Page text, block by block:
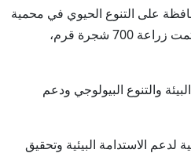
على التنوع الحيوي في محمية
جبل علي البحرية، حيث نظمت منذ بداية العام 2026 وحتى الآن، عدداً من الفعاليات لتنظيف شاطئ المحمية وزراعة أشجار القرم، كما تمت زراعة 700 شجرة قرم،
والتنوع البيولوجي ودعم
الاستدامة البيئية وتحقيق